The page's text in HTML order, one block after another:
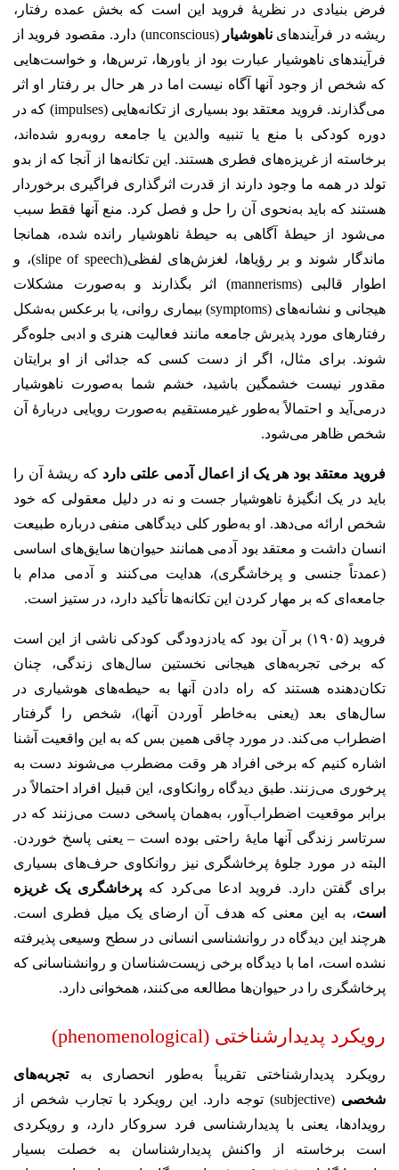
فرض بنیادی در نظریهٔ فروید این است که بخش عمده رفتار،
ریشه در فرآیندهایناهوشیار
(unconscious) دارد. مقصود فروید از
فرآیندهای ناهوشیار عبارت بود از باورها، ترس‌ها، و خواست‌هایی
که شخص از وجود آنها آگاه نیست اما در هر حال بر رفتار او اثر
می‌گذارند. فروید معتقد بود بسیاری از تکانه‌هایی (impulses) که در
دوره کودکی با منع یا تنبیه والدین یا جامعه روبه‌رو شده‌اند،
برخاسته از غریزه‌های فطری هستند. این تکانه‌ها از آنجا که از بدو
تولد در همه ما وجود دارند از قدرت اثرگذاری فراگیری برخوردار
هستند که باید به‌نحوی آن را حل و فصل کرد. منع آنها فقط سبب
می‌شود از حیطهٔ آگاهی به حیطهٔ ناهوشیار رانده شده، همانجا
ماندگار شوند و بر رؤیاها، لغزش‌های لفظی(slipe of speech)، و
اطوار قالبی (mannerisms) اثر بگذارند و به‌صورت مشکلات
هیجانی و نشانه‌های (symptoms) بیماری روانی، یا برعکس به‌شکل
رفتارهای مورد پذیرش جامعه مانند فعالیت هنری و ادبی جلوه‌گر
شوند. برای مثال، اگر از دست کسی که جدائی از او برایتان
مقدور نیست خشمگین باشید، خشم شما به‌صورت ناهوشیار
درمی‌آید و احتمالاً به‌طور غیرمستقیم به‌صورت رویایی دربارهٔ آن
شخص ظاهر می‌شود.
فروید معتقد بود هر یک از اعمال آدمی علتی دارد که ریشهٔ آن را
باید در یک انگیزهٔ ناهوشیار جست و نه در دلیل معقولی که خود
شخص ارائه می‌دهد. او به‌طور کلی دیدگاهی منفی درباره طبیعت
انسان داشت و معتقد بود آدمی همانند حیوان‌ها سایق‌های اساسی
(عمدتاً جنسی و پرخاشگری)، هدایت می‌کنند و آدمی مدام با
جامعه‌ای که بر مهار کردن این تکانه‌ها تأکید دارد، در ستیز است.
فروید (۱۹۰۵) بر آن بود که یادزدودگی کودکی ناشی از این است
که برخی تجربه‌های هیجانی نخستین سال‌های زندگی، چنان
تکان‌دهنده‌ هستند که راه دادن آنها به حیطه‌های هوشیاری در
سال‌های بعد (یعنی به‌خاطر آوردن آنها)، شخص را گرفتار
اضطراب می‌کند. در مورد چاقی همین بس که به این واقعیت آشنا
اشاره کنیم که برخی افراد هر وقت مضطرب می‌شوند دست به
پرخوری می‌زنند. طبق دیدگاه روانکاوی، این قبیل افراد احتمالاً در
برابر موقعیت اضطراب‌آور، به‌همان پاسخی دست می‌زنند که در
سرتاسر زندگی آنها مایهٔ راحتی بوده است – یعنی پاسخ خوردن.
البته در مورد جلوهٔ پرخاشگری نیز روانکاوی حرف‌های بسیاری
برای گفتن دارد. فروید ادعا می‌کرد کهپرخاشگری یک غریزه
است، به این معنی که هدف آن ارضای یک میل فطری است.
هرچند این دیدگاه در روانشناسی انسانی در سطح وسیعی پذیرفته
نشده است، اما با دیدگاه برخی زیست‌شناسان و روانشناسانی که
پرخاشگری را در حیوان‌ها مطالعه می‌کنند، همخوانی دارد.
رویکرد پدیدارشناختی (phenomenological)
رویکرد پدیدارشناختی تقریباً به‌طور انحصاری بهتجربه‌های
شخصی
(subjective) توجه دارد. این رویکرد با تجارب شخص از
رویدادها، یعنی با پدیدارشناسی فرد سروکار دارد، و رویکردی
است برخاسته از واکنش پدیدارشناسان به خصلت بسیار